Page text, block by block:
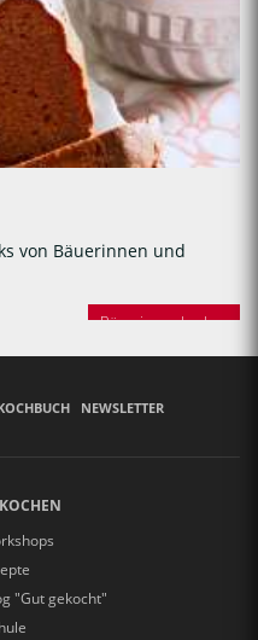
von Bäuerinnen und
Bäuerinnen backen
NEWSLETTER
"Gut gekocht"